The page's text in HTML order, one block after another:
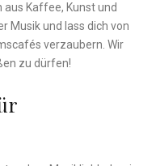
‍Kaffee, Kunst und
Musik und lass dich von
⁤verzaubern. Wir
zu dürfen!